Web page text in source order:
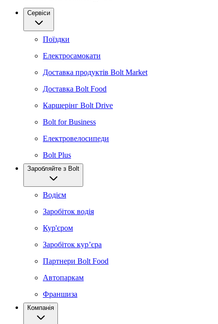
Сервіси
Поїздки
Електросамокати
Доставка продуктів Bolt Market
Доставка Bolt Food
Каршерінг Bolt Drive
Bolt for Business
Електровелосипеди
Bolt Plus
Заробляйте з Bolt
Водієм
Заробіток водія
Кур'єром
Заробіток курʼєра
Партнери Bolt Food
Автопаркам
Франшиза
Компанія